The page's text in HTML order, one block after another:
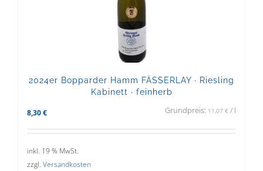
2024er Bopparder Hamm FÄSSERLAY · Riesling
Kabinett · feinherb
8,30 € Grundpreis: 11,07 € / l
inkl. 19 % MwSt.
zzgl. Versandkosten